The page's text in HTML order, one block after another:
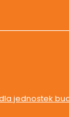
jednostek